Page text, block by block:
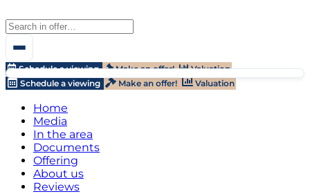
Schedule a viewing Make an offer!
Valuation
Schedule a viewing
Make an offer! Valuation
Home
Media
In the area
Documents
Offering
About us
Reviews